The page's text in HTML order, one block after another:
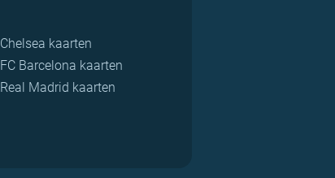
Chelsea kaarten
FC Barcelona kaarten
Real Madrid kaarten